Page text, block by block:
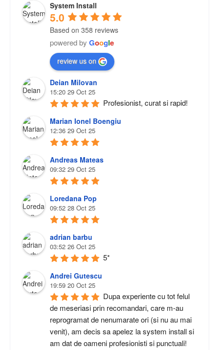
System Install
5.0
Based on 358 reviews
powered by Google
review us on
Deian Milovan
15:20 29 Oct 25
Profesionist, curat si rapid!
Marian Ionel Boengiu
12:36 29 Oct 25
Andreas Mateas
09:32 29 Oct 25
Loredana Pop
09:52 28 Oct 25
adrian barbu
03:52 26 Oct 25
5*
Andrei Gutescu
19:59 20 Oct 25
Dupa experiente cu tot felul
de meseriasi prin recomandari, care m-au
reprogramat de nenumarate ori (si nu au mai
venit), am decis sa apelez la system install si
am dat de oameni profesionisti si punctuali!